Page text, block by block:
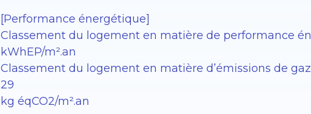
[Performance énergétique]
Classement du logement en matière de performance
kWhEP/m².an
Classement du logement en matière d’émissions de gaz
29
kg éqCO2/m².an